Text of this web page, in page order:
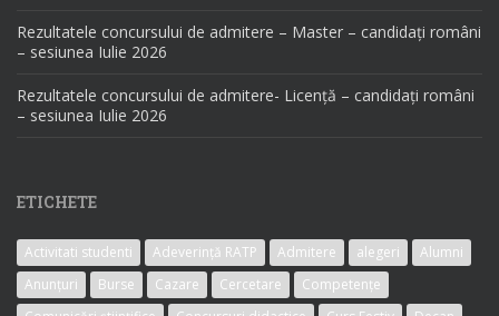
Rezultatele concursului de admitere – Master – candidați români
– sesiunea Iulie 2026
Rezultatele concursului de admitere- Licență – candidați români
– sesiunea Iulie 2026
ETICHETE
Activitati studenti Adeverință RATP Admitere alegeri
Alumni
Anunțuri
Burse Cazare Cercetare
Competențe